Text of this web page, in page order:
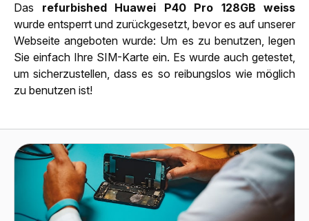
Das refurbished Huawei P40 Pro 128GB weiss
wurde entsperrt und zurückgesetzt, bevor es auf unserer
Webseite angeboten wurde: Um es zu benutzen, legen
Sie einfach Ihre SIM-Karte ein. Es wurde auch getestet,
um sicherzustellen, dass es so reibungslos wie möglich
zu benutzen ist!